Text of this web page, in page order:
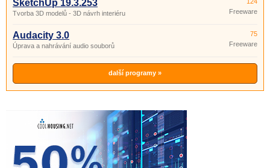
SketchUp 19.3.253
Tvorba 3D modelů - 3D návrh interiéru
Freeware
Audacity 3.0
Úprava a nahrávání audio souborů
75
Freeware
další programy »